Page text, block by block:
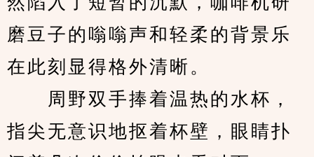
磨豆子的嗡嗡声和轻柔的背景乐
在此刻显得格外清晰。
周野双手捧着温热的水杯，
指尖无意识地抠着杯壁，眼睛扑